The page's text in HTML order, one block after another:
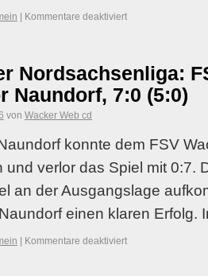
Kommentare deaktiviert
Nordsachsenliga:
Naundorf, 7:0 (5:0)
von Wacker Web cd
konnte dem FSV
und verlor das Spiel mit 0:7.
an der Ausgangslage
einen klaren
Kommentare deaktiviert